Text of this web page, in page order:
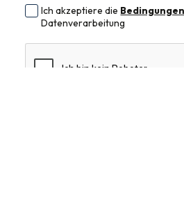
Ich akzeptiere die Bedingungen
Datenverarbeitung